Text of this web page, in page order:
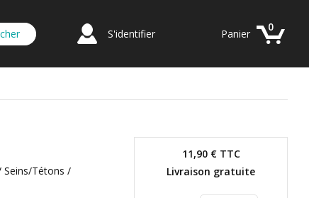
S'identifier
0
Panier
11,90 €TTC
Livraison gratuite
Seins/Tétons /